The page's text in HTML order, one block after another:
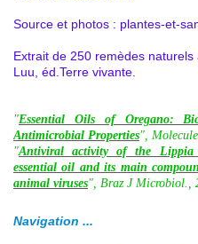
Source et photos : plantes-et-
Extrait de 250 remèdes
Luu, éd.Terre vivante.
"Essential Oils of Oregano:
Antimicrobial Properties",
"Antiviral activity of the Lippia
essential oil and its main
animal viruses", Braz J Microbiol.,
Navigation ...